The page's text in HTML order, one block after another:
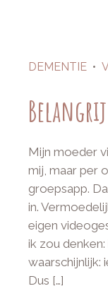
DEMENTIE •
Mijn moeder
mij, maar per
groepsapp.
in.
eigen
ik zou
waarschijnlijk:
Dus […]